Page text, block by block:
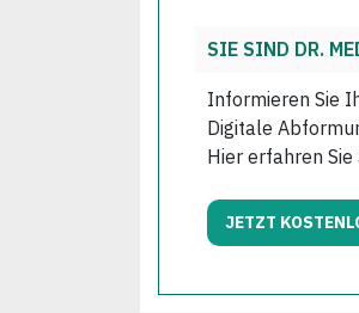
SIE SIND DR.
Informieren Sie
Digitale
Hier erfahren
JETZT